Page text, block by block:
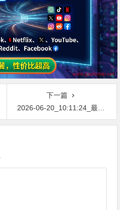
下一篇
2026-06-20_10:11:24_最新网络节点地址免费分享…不定期更新…开放免费分享（网络免费节点香港|日本|韩国|新加坡|台湾|马来西亚|…